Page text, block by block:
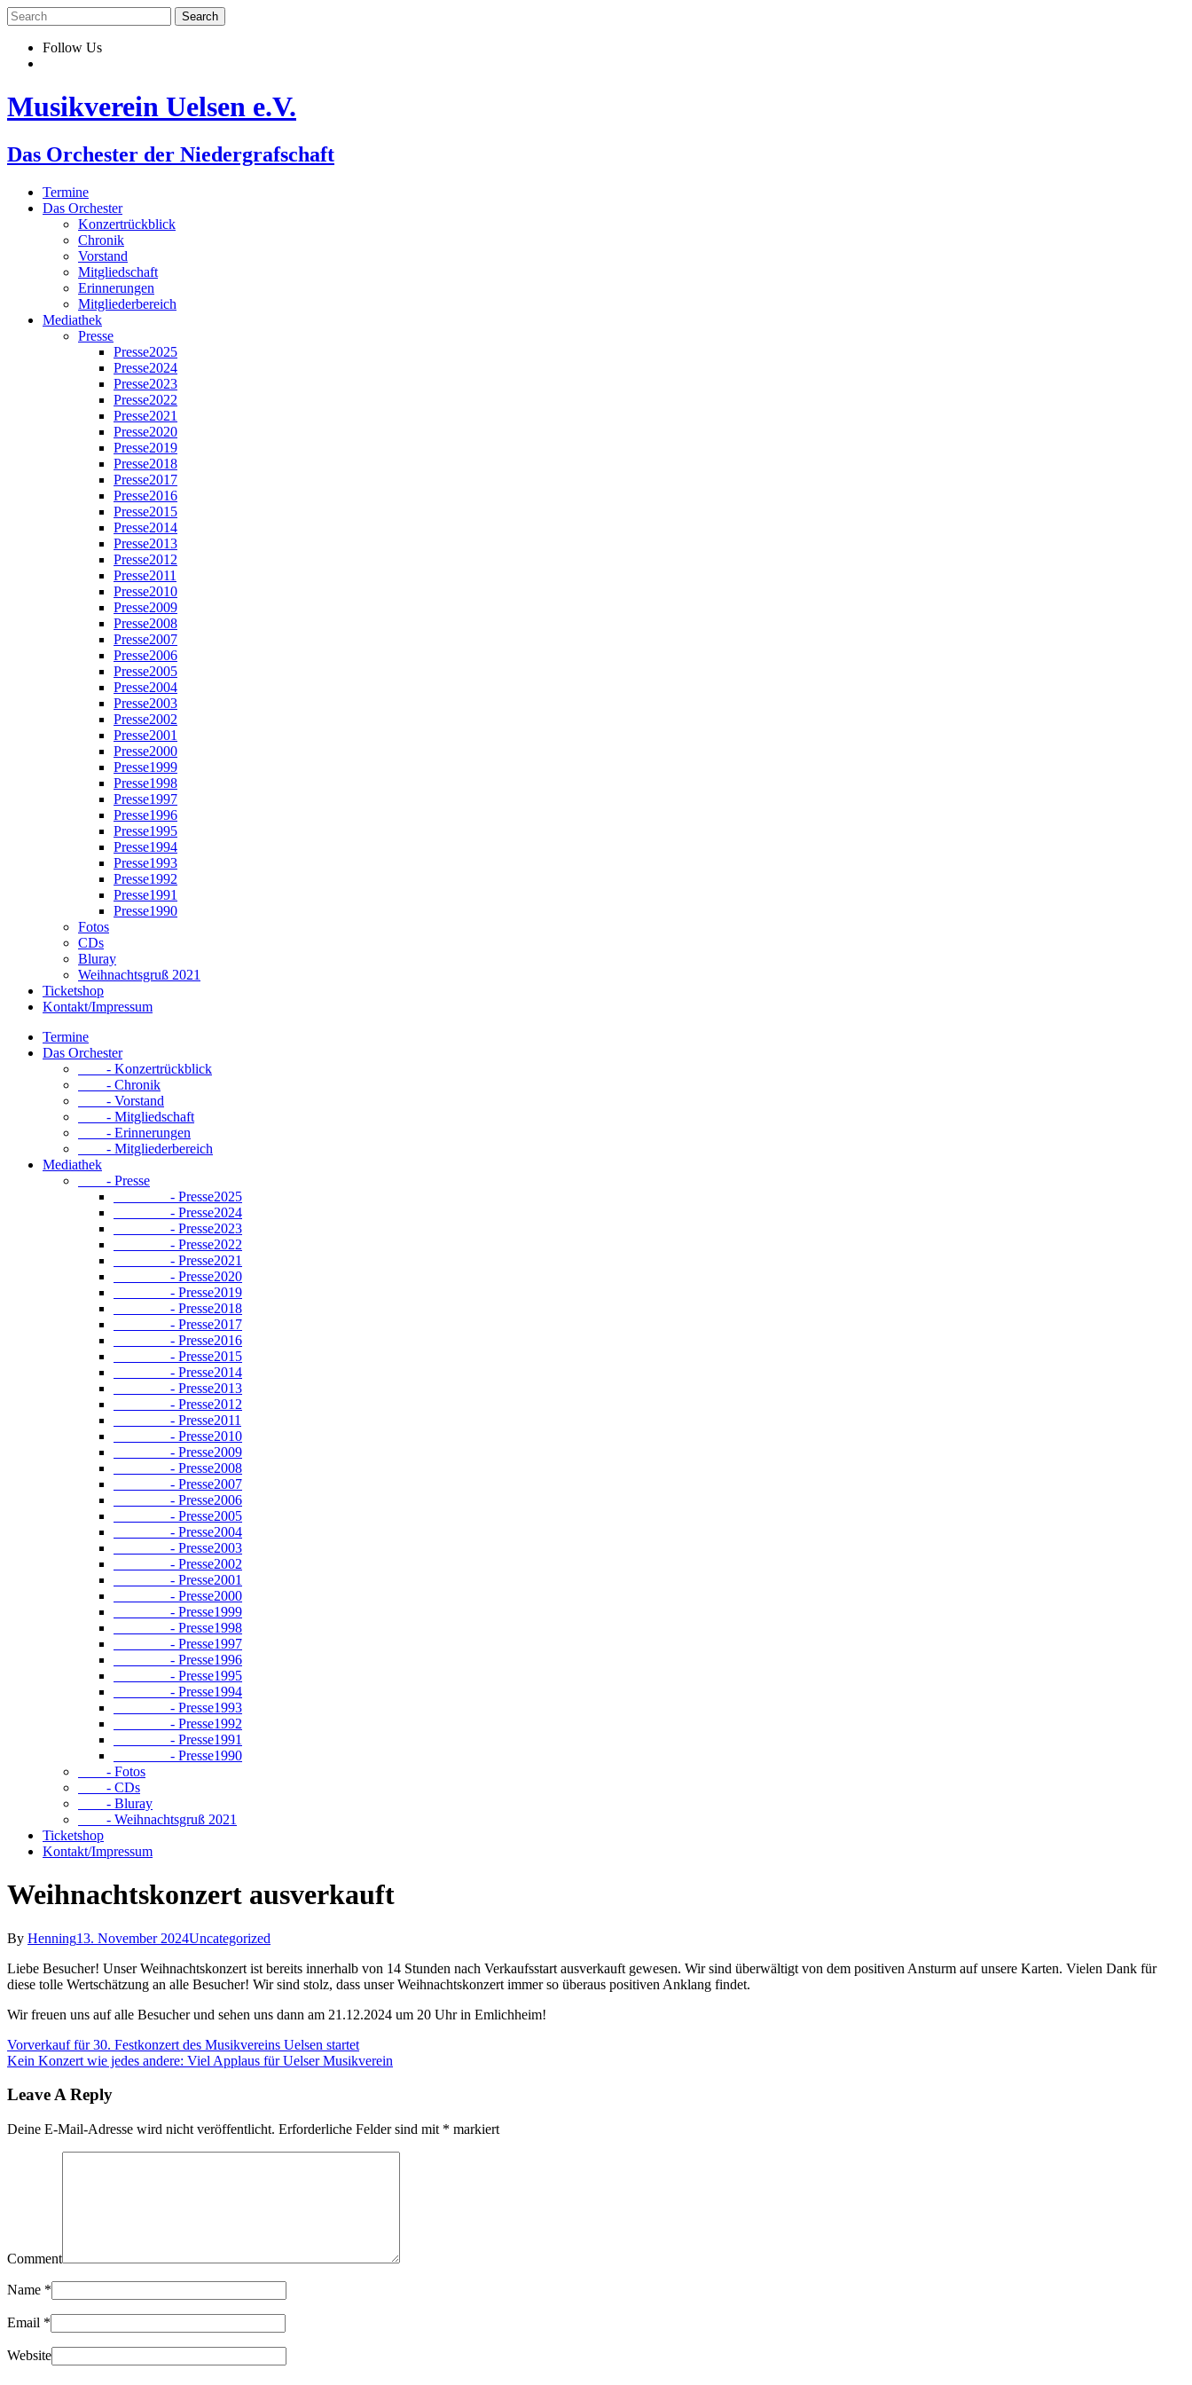
Skip
to
contentFollow Us
Musikverein Uelsen e.V.
Das Orchester der Niedergrafschaft
Termine
Das Orchester
Konzertrückblick
Chronik
Vorstand
Mitgliedschaft
Erinnerungen
Mitgliederbereich
Mediathek
Presse
Presse2025
Presse2024
Presse2023
Presse2022
Presse2021
Presse2020
Presse2019
Presse2018
Presse2017
Presse2016
Presse2015
Presse2014
Presse2013
Presse2012
Presse2011
Presse2010
Presse2009
Presse2008
Presse2007
Presse2006
Presse2005
Presse2004
Presse2003
Presse2002
Presse2001
Presse2000
Presse1999
Presse1998
Presse1997
Presse1996
Presse1995
Presse1994
Presse1993
Presse1992
Presse1991
Presse1990
Fotos
CDs
Bluray
Weihnachtsgruß 2021
Ticketshop
Kontakt/Impressum
Termine
Das Orchester
- Konzertrückblick
- Chronik
- Vorstand
- Mitgliedschaft
- Erinnerungen
- Mitgliederbereich
Mediathek
- Presse
- Presse2025
- Presse2024
- Presse2023
- Presse2022
- Presse2021
- Presse2020
- Presse2019
- Presse2018
- Presse2017
- Presse2016
- Presse2015
- Presse2014
- Presse2013
- Presse2012
- Presse2011
- Presse2010
- Presse2009
- Presse2008
- Presse2007
- Presse2006
- Presse2005
- Presse2004
- Presse2003
- Presse2002
- Presse2001
- Presse2000
- Presse1999
- Presse1998
- Presse1997
- Presse1996
- Presse1995
- Presse1994
- Presse1993
- Presse1992
- Presse1991
- Presse1990
- Fotos
- CDs
- Bluray
- Weihnachtsgruß 2021
Ticketshop
Kontakt/Impressum
Weihnachtskonzert ausverkauft
By Henning13. November 2024Uncategorized
Liebe Besucher! Unser Weihnachtskonzert ist bereits innerhalb von 14 Stunden nach Verkaufsstart ausverkauft gewesen. Wir sind überwältigt von dem positiven Ansturm auf unsere Karten. Vielen Dank für
diese tolle Wertschätzung an alle Besucher! Wir sind stolz, dass unser Weihnachtskonzert immer so überaus positiven Anklang findet.
Wir freuen uns auf alle Besucher und sehen uns dann am 21.12.2024 um 20 Uhr in Emlichheim!
Vorverkauf für 30. Festkonzert des Musikvereins Uelsen startet
Kein Konzert wie jedes andere: Viel Applaus für Uelser Musikverein
Leave A Reply
Deine E-Mail-Adresse wird nicht veröffentlicht. Erforderliche Felder sind mit * markiert
Comment
Name *
Email *
Website